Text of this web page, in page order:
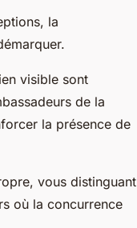
la
visible sont
de la
la présence de
vous distinguant
où la concurrence